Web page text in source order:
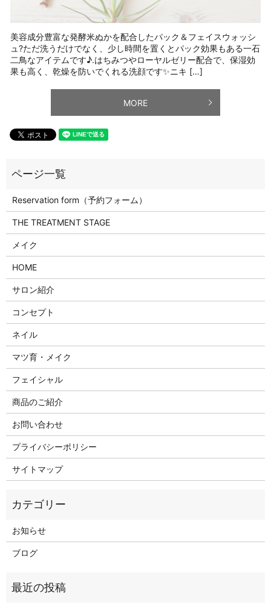
美容成分豊富な発酵米ぬかを配合したパック＆フェイスウォッシ
ュ?ただ洗うだけでなく、少し時間を置くとパック効果もある一石
二鳥なアイテムです♪.はちみつやローヤルゼリー配合で、保湿効
果も高く、乾燥を防いでくれる洗顔です✨ニキ […]
MORE
Reservation form（予約フォーム）
THE TREATMENT STAGE
メイク
HOME
サロン紹介
コンセプト
ネイル
マツ育・メイク
フェイシャル
商品のご紹介
お問い合わせ
プライバシーポリシー
サイトマップ
お知らせ
ブログ